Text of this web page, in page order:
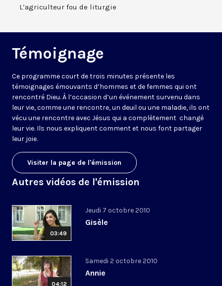
L’agriculteur fou de liturgie
Témoignage
Ce programme court de trois minutes présente les
témoignages émouvants d’hommes et de femmes qui ont
rencontré Dieu. À l’occasion d’un événement survenu dans
leur vie, comme une rencontre, un deuil ou une maladie, ils ont
vécu une rencontre avec Jésus qui a complètement changé
leur vie. Ils nous expliquent comment et nous font partager
leur joie.
Visiter la page de l'émission
Autres vidéos de l'émission
03:49
Jeudi 7 octobre 2010
Gisèle
04:12
Samedi 2 octobre 2010
Annie